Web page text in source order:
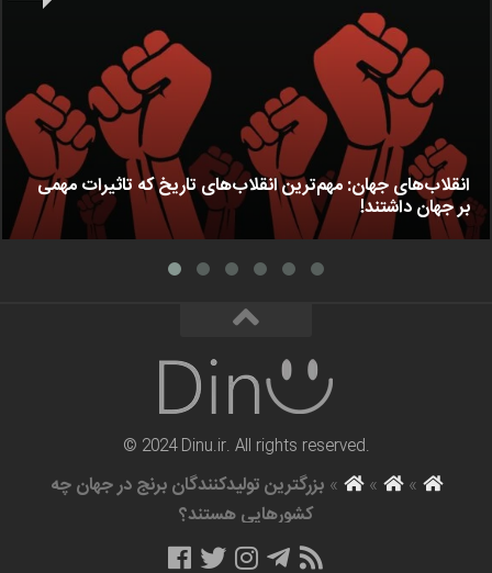
انقلاب‌های جهان: مهم‌ترین انقلاب‌های تاریخ که تاثیرات مهمی
بر جهان داشتند!
© 2024 Dinu.ir. All rights reserved.
»
»
»بزرگترین تولیدکنندگان برنج در جهان چه
کشورهایی هستند؟